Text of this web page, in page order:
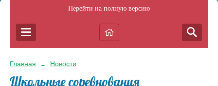
Перейти на полную версию
Главная → Новости
Школьные соревнования